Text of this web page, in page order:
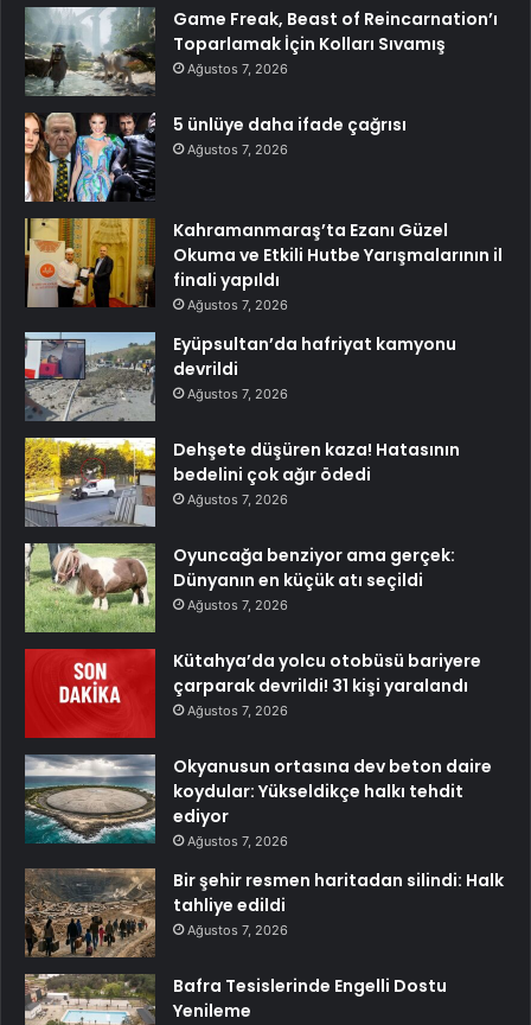
Game Freak, Beast of Reincarnation’ı
Toparlamak İçin Kolları Sıvamış
Ağustos 7, 2026
5 ünlüye daha ifade çağrısı
Ağustos 7, 2026
Kahramanmaraş’ta Ezanı Güzel
Okuma ve Etkili Hutbe Yarışmalarının il
finali yapıldı
Ağustos 7, 2026
Eyüpsultan’da hafriyat kamyonu
devrildi
Ağustos 7, 2026
Dehşete düşüren kaza! Hatasının
bedelini çok ağır ödedi
Ağustos 7, 2026
Oyuncağa benziyor ama gerçek:
Dünyanın en küçük atı seçildi
Ağustos 7, 2026
Kütahya’da yolcu otobüsü bariyere
çarparak devrildi! 31 kişi yaralandı
Ağustos 7, 2026
Okyanusun ortasına dev beton daire
koydular: Yükseldikçe halkı tehdit
ediyor
Ağustos 7, 2026
Bir şehir resmen haritadan silindi: Halk
tahliye edildi
Ağustos 7, 2026
Bafra Tesislerinde Engelli Dostu
Yenileme